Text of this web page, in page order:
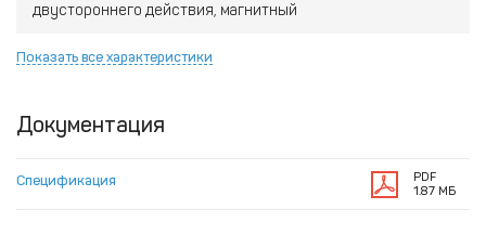
двустороннего действия, магнитный
Показать все характеристики
Документация
Спецификация
PDF
1.87 МБ